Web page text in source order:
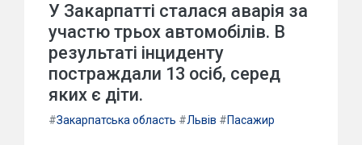
У Закарпатті сталася аварія за
участю трьох автомобілів. В
результаті інциденту
постраждали 13 осіб, серед
яких є діти.
#Закарпатська область #Львів #Пасажир